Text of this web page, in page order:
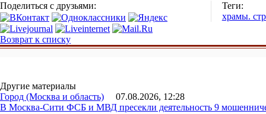
Поделиться с друзьями:
Теги:
храмы.
Возврат к списку
Другие материалы
Город (Москва и область) 07.08.2026, 12:28
В Москва-Сити ФСБ и МВД пресекли деятельность 9